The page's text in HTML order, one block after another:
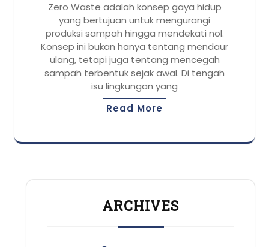
Zero Waste adalah konsep gaya hidup
yang bertujuan untuk mengurangi
produksi sampah hingga mendekati nol.
Konsep ini bukan hanya tentang mendaur
ulang, tetapi juga tentang mencegah
sampah terbentuk sejak awal. Di tengah
isu lingkungan yang
Read More
ARCHIVES